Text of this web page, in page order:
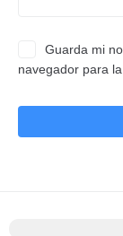
Guarda mi
navegador para